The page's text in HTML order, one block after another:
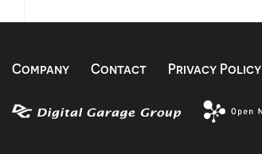
Company Contact Privacy Policy